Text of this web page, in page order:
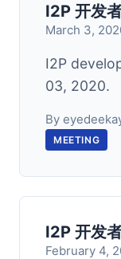
I2P 开发
March 3,
I2P
03, 2020.
By
MEETING
I2P 开发
February 4,